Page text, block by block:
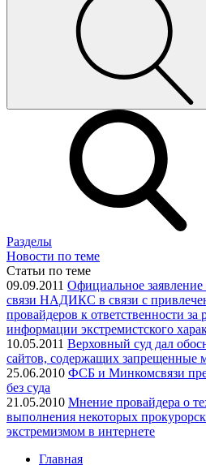
Разделы
Новости по теме
Статьи по теме
09.09.2011 Официальное заявление
связи НАДИКС в связи с
провайдеров к ответственности за
информации экстремистского
10.05.2011 Верховный суд дал
сайтов, содержащих запрещенные
25.06.2010 ФСБ и Минкомсвязи
без суда
21.05.2010 Мнение провайдера о
выполнения некоторых
экстремизмом в интернете
Главная